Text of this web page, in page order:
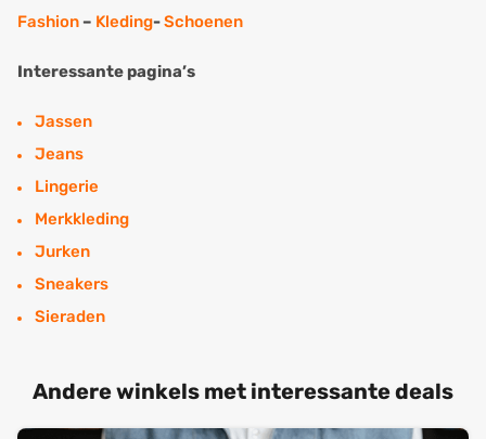
Fashion– Kleding-Schoenen
Interessante pagina’s
Jassen
Jeans
Lingerie
Merkkleding
Jurken
Sneakers
Sieraden
Andere winkels met interessante deals